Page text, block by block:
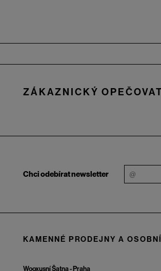
ZÁKAZNICKÝ
Chci odebírat newsletter
KAMENNÉ PRODEJNY A
Wooxusní Šatna - Praha